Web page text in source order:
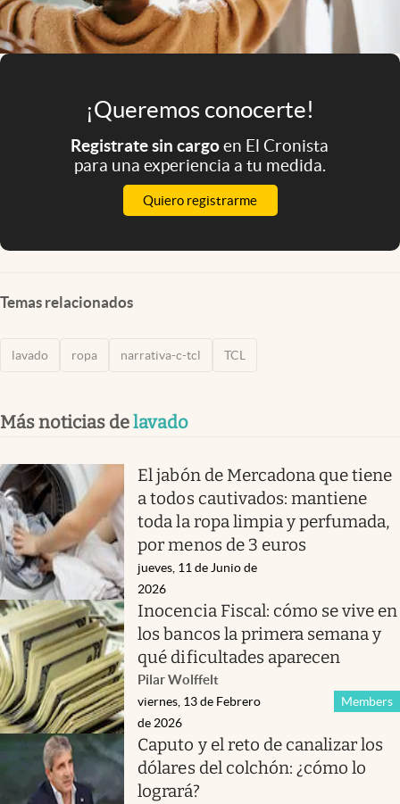
Mediakit
abre en nueva pestaña
¡Queremos conocerte!
Registrate sin cargoen El Cronista
para una experiencia a tu medida.
Quiero registrarme
Temas relacionados
lavado ropa narrativa-c-tcl TCL
Más noticias delavado
El jabón de Mercadona que tiene
a todos cautivados: mantiene
toda la ropa limpia y perfumada,
por menos de 3 euros
jueves, 11 de Junio de
2026
Inocencia Fiscal: cómo se vive en
los bancos la primera semana y
qué dificultades aparecen
Pilar Wolffelt
Members
viernes, 13 de Febrero
de 2026
Caputo y el reto de canalizar los
dólares del colchón: ¿cómo lo
logrará?